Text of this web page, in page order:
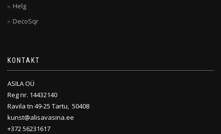
Helg
DecoSqr
KONTAKT
ASILA OÜ
Reg nr. 14432140
Ravila tn 49-25 Tartu, 50408
kunst@alisavasina.ee
+372 56231617